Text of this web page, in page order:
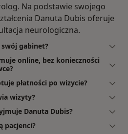
Na podstawie swojego
Danuta Dubis oferuje
neurologiczna.
swój gabinet?
online, bez konieczności
płatności po wizycie?
wizyty?
Danuta Dubis?
pacjenci?